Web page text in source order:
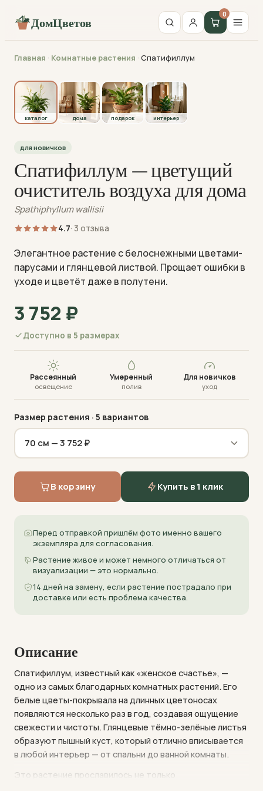
ДомЦветов
0
Главная · Комнатные растения · Спатифиллум
Визуализация · фото пришлём перед отправкой
каталог
каталог дома подарок интерьер
для новичков
Спатифиллум — цветущий
очиститель воздуха для дома
Spathiphyllum wallisii
4.7· 3 отзыва
Элегантное растение с белоснежными цветами-
парусами и глянцевой листвой. Прощает ошибки в
уходе и цветёт даже в полутени.
3 752 ₽
Доступно в 5 размерах
Рассеянный
освещение
Умеренный
полив
Для новичков
уход
Размер растения · 5 вариантов
В корзину Купить в 1 клик
Перед отправкой пришлём фото именно вашего
экземпляра для согласования.
Растение живое и может немного отличаться от
визуализации — это нормально.
14 дней на замену, если растение пострадало при
доставке или есть проблема качества.
Описание
Спатифиллум, известный как «женское счастье», —
одно из самых благодарных комнатных растений. Его
белые цветы-покрывала на длинных цветоносах
появляются несколько раз в год, создавая ощущение
свежести и чистоты. Глянцевые тёмно-зелёные листья
образуют пышный куст, который отлично вписывается
в любой интерьер — от спальни до ванной комнаты.
Это растение прославилось не только